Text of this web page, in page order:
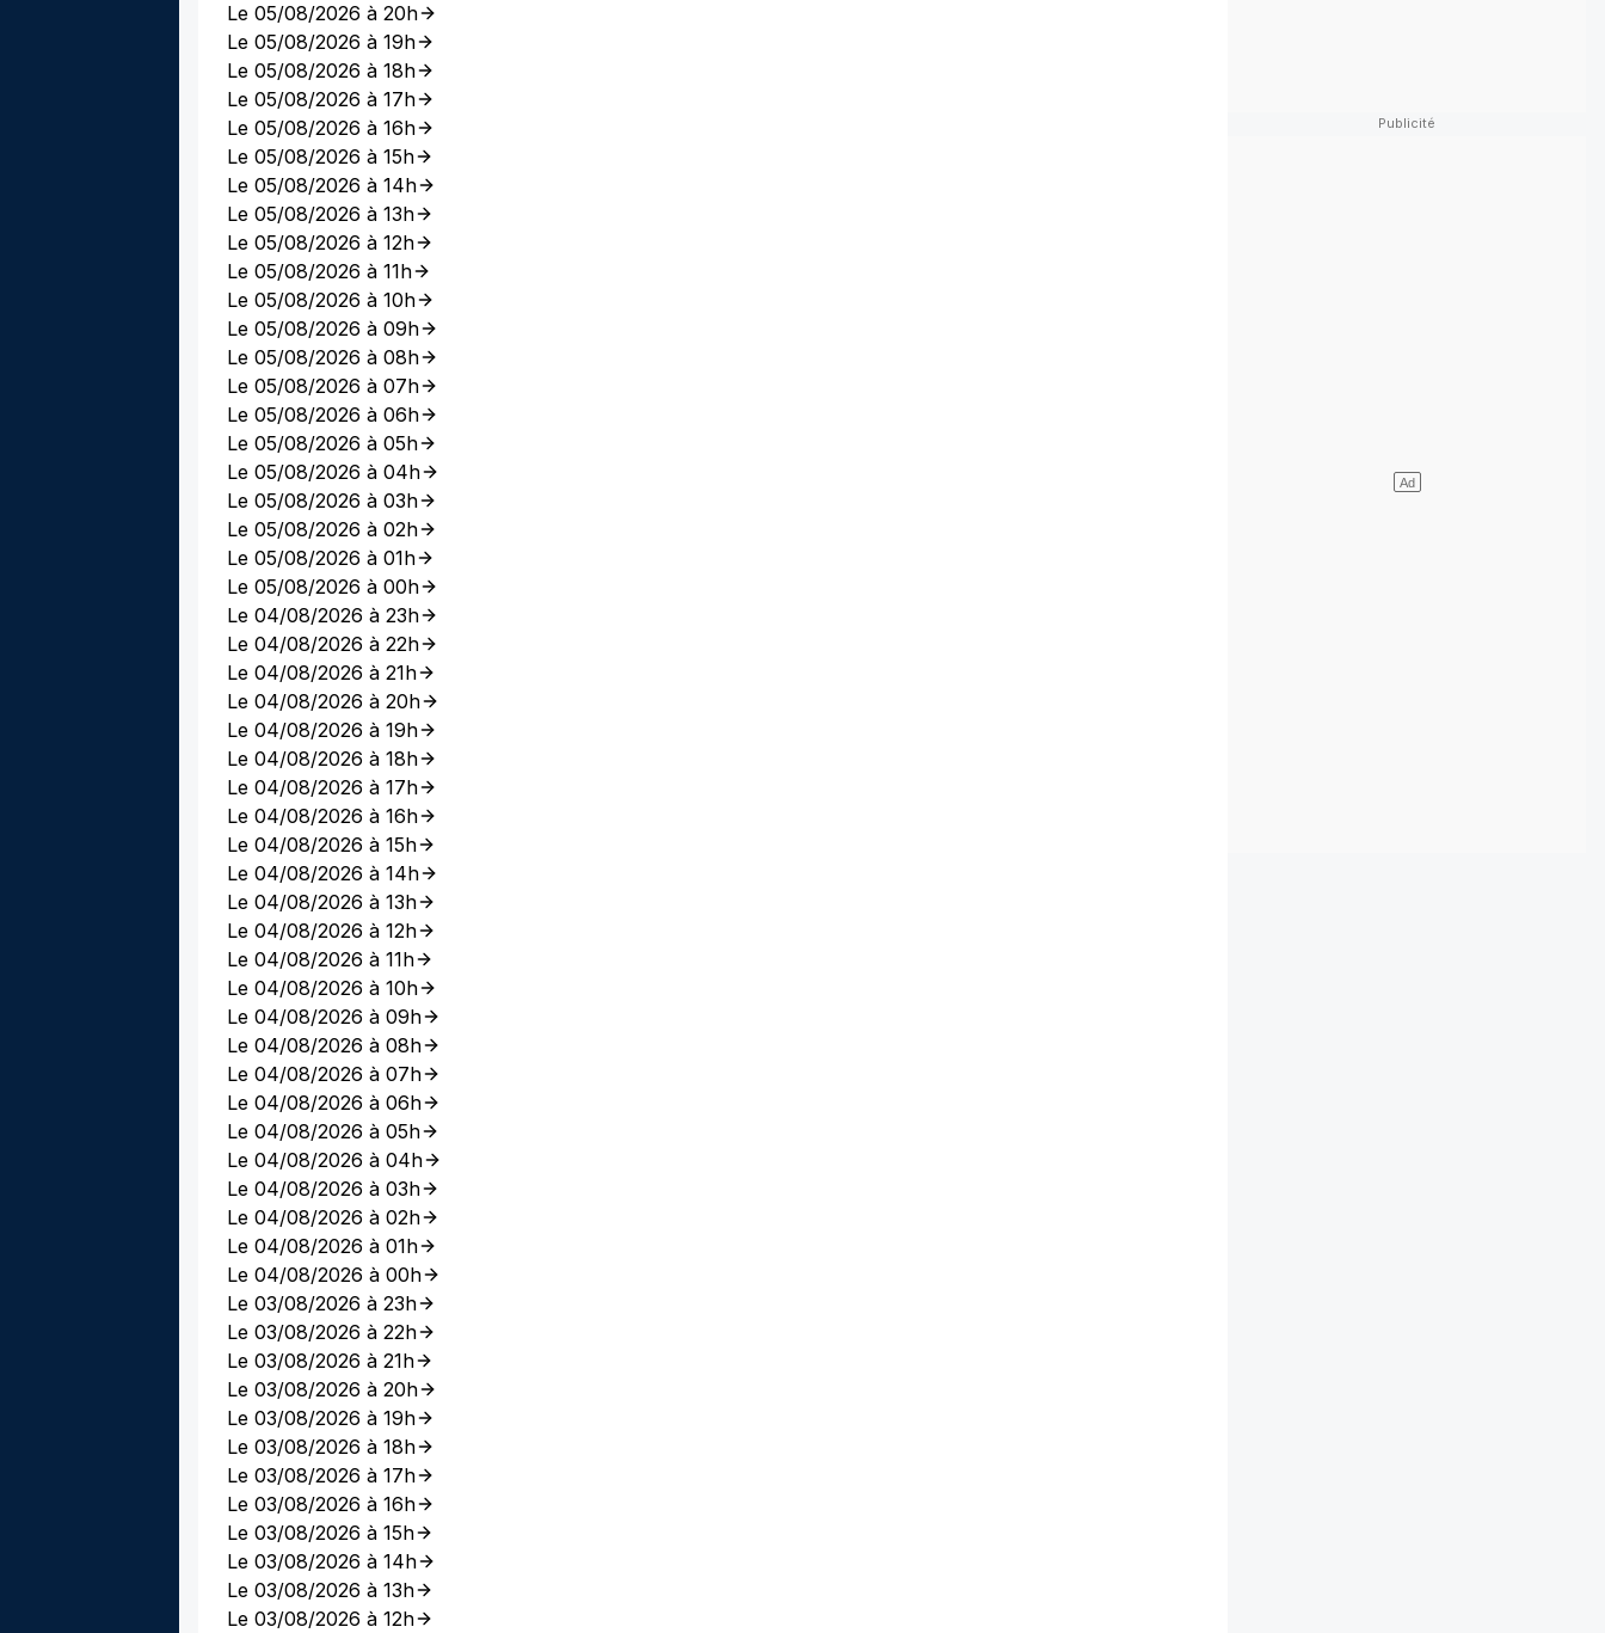
Le 05/08/2026 à 20h
Le 05/08/2026 à 19h
Le 05/08/2026 à 18h
Le 05/08/2026 à 17h
Le 05/08/2026 à 16h
Le 05/08/2026 à 15h
Le 05/08/2026 à 14h
Le 05/08/2026 à 13h
Le 05/08/2026 à 12h
Le 05/08/2026 à 11h
Le 05/08/2026 à 10h
Le 05/08/2026 à 09h
Le 05/08/2026 à 08h
Le 05/08/2026 à 07h
Le 05/08/2026 à 06h
Le 05/08/2026 à 05h
Le 05/08/2026 à 04h
Le 05/08/2026 à 03h
Le 05/08/2026 à 02h
Le 05/08/2026 à 01h
Le 05/08/2026 à 00h
Le 04/08/2026 à 23h
Le 04/08/2026 à 22h
Le 04/08/2026 à 21h
Le 04/08/2026 à 20h
Le 04/08/2026 à 19h
Le 04/08/2026 à 18h
Le 04/08/2026 à 17h
Le 04/08/2026 à 16h
Le 04/08/2026 à 15h
Le 04/08/2026 à 14h
Le 04/08/2026 à 13h
Le 04/08/2026 à 12h
Le 04/08/2026 à 11h
Le 04/08/2026 à 10h
Le 04/08/2026 à 09h
Le 04/08/2026 à 08h
Le 04/08/2026 à 07h
Le 04/08/2026 à 06h
Le 04/08/2026 à 05h
Le 04/08/2026 à 04h
Le 04/08/2026 à 03h
Le 04/08/2026 à 02h
Le 04/08/2026 à 01h
Le 04/08/2026 à 00h
Le 03/08/2026 à 23h
Le 03/08/2026 à 22h
Le 03/08/2026 à 21h
Le 03/08/2026 à 20h
Le 03/08/2026 à 19h
Le 03/08/2026 à 18h
Le 03/08/2026 à 17h
Le 03/08/2026 à 16h
Le 03/08/2026 à 15h
Le 03/08/2026 à 14h
Le 03/08/2026 à 13h
Le 03/08/2026 à 12h